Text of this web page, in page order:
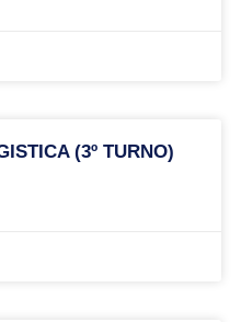
(3º TURNO)